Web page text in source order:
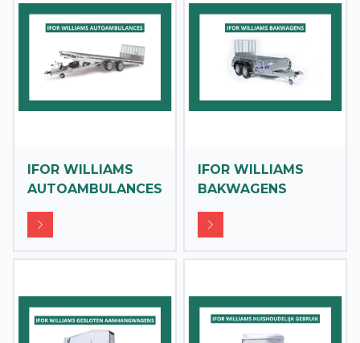
IFOR WILLIAMS
AUTOAMBULANCES
IFOR WILLIAMS
BAKWAGENS